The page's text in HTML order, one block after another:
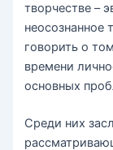
творчестве –
неосознанное
говорить о
времени
основных
Среди них